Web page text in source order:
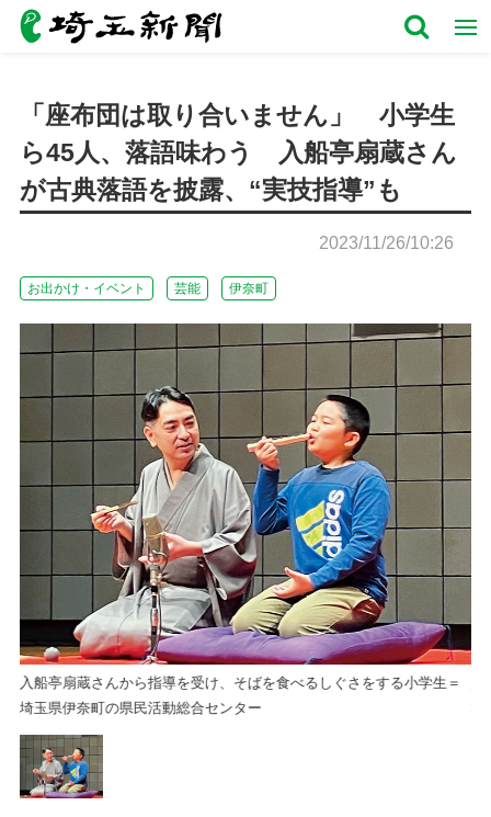
「座布団は取り合いません」 小学生
ら45人、落語味わう 入船亭扇蔵さん
が古典落語を披露、“実技指導”も
2023/11/26/10:26
お出かけ・イベント 芸能 伊奈町
入船亭扇蔵さんから指導を受け、そばを食べるしぐさをする小学生＝
埼玉県伊奈町の県民活動総合センター